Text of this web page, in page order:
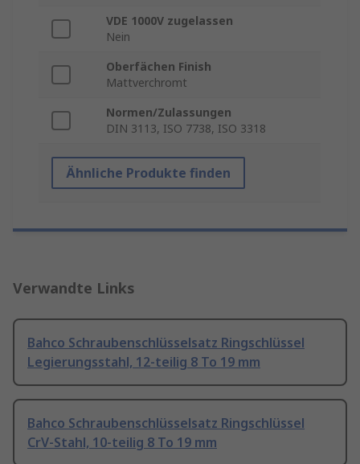
VDE 1000V zugelassen
Nein
Oberfächen Finish
Mattverchromt
Normen/Zulassungen
DIN 3113, ISO 7738, ISO 3318
Ähnliche Produkte finden
Verwandte Links
Bahco Schraubenschlüsselsatz Ringschlüssel
Legierungsstahl, 12-teilig 8 To 19 mm
Bahco Schraubenschlüsselsatz Ringschlüssel
CrV-Stahl, 10-teilig 8 To 19 mm